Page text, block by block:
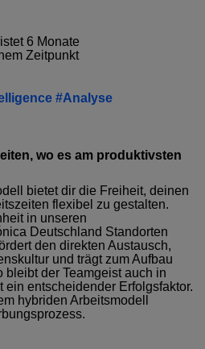
6 Monate
Zeitpunkt
#Analyse
wo es am produktivsten
bietet dir die Freiheit, deinen
flexibel zu gestalten.
in unseren
Deutschland Standorten
den direkten Austausch,
und trägt zum Aufbau
bleibt der Teamgeist auch in
entscheidender Erfolgsfaktor.
hybriden Arbeitsmodell